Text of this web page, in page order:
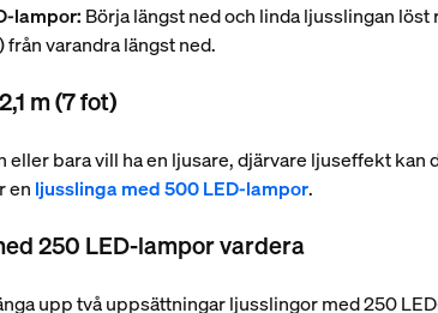
lampor: Börja längst ned och linda ljusslingan
från varandra längst ned.
m (7 fot)
eller bara vill ha en ljusare, djärvare ljuseffekt kan
en ljusslinga med 500 LED-lampor.
250 LED-lampor vardera
upp två uppsättningar ljusslingor med 250